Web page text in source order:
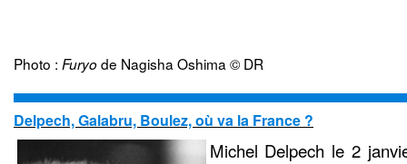
Photo : Furyode Nagisha Oshima © DR
Delpech, Galabru, Boulez, où va la France ?
Michel Delpech le 2